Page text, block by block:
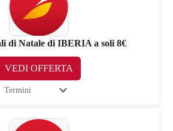
di Natale di IBERIA a soli 8€
VEDI OFFERTA
Termini